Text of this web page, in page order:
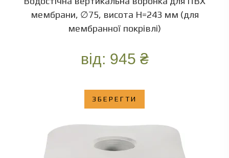
мембрани, ∅75, висота Н=243 мм (для
мембранної покрівлі)
від: 945 ₴
ЗБЕРЕГТИ